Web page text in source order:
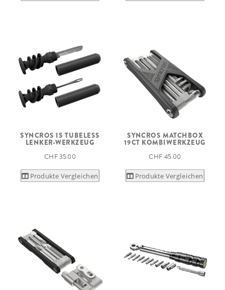
SYNCROS IS TUBELESS
LENKER-WERKZEUG
CHF 35.00
Produkte Vergleichen
SYNCROS MATCHBOX
19CT KOMBIWERKZEUG
CHF 45.00
Produkte Vergleichen